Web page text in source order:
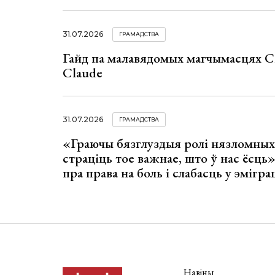
31.07.2026 ГРАМАДСТВА
Гайд па малавядомых магчымасцях
Claude
31.07.2026 ГРАМАДСТВА
«Граючы бязглуздыя ролі
страціць тое важнае, што ў нас
пра права на боль і слабасць у
Навіны